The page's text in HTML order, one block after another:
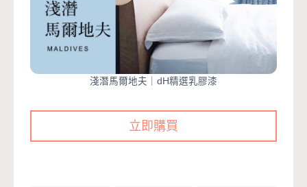
淺潛馬爾地夫｜dH精選乳膠漆
立即購買